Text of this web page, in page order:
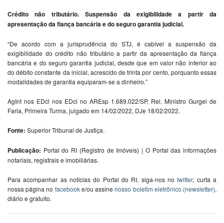
Crédito não tributário. Suspensão da exigibilidade a partir da
apresentação da fiança bancária e do seguro garantia judicial.
“De acordo com a jurisprudência do STJ, é cabível a suspensão da
exigibilidade do crédito não tributário a partir da apresentação da fiança
bancária e do seguro garantia judicial, desde que em valor não inferior ao
do débito constante da inicial, acrescido de trinta por cento, porquanto essas
modalidades de garantia equiparam-se a dinheiro.”
AgInt nos EDcl nos EDcl no AREsp 1.689.022/SP, Rel. Ministro Gurgel de
Faria, Primeira Turma, julgado em 14/02/2022, DJe 18/02/2022.
Fonte: Superior Tribunal de Justiça.
Publicação: Portal do RI (Registro de Imóveis) | O Portal das informações
notariais, registrais e imobiliárias.
Para acompanhar as notícias do Portal do RI, siga-nos notwitter, curta a
nossa página no facebooke/ou assinenosso boletim eletrônico (newsletter),
diário e gratuito.